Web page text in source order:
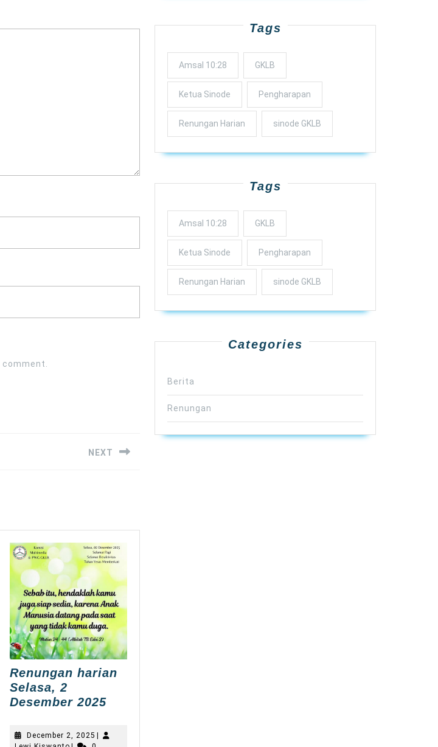
NEXT
Renungan harian
Selasa, 2
Desember 2025Renungan
Selasa,
December 2, 2025 December
Tags
Amsal 10:28 GKLB
Ketua Sinode Pengharapan
Renungan Harian sinode GKLB
Tags
Amsal 10:28 GKLB
Ketua Sinode Pengharapan
Renungan Harian sinode GKLB
Categories
Berita
Renungan